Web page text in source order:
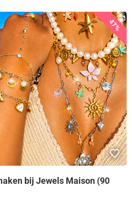
47%
bij Jewels Maison (90